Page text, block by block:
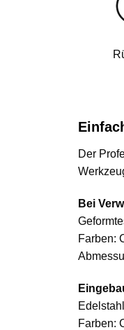
Der
Bei
Farben:
Farben: